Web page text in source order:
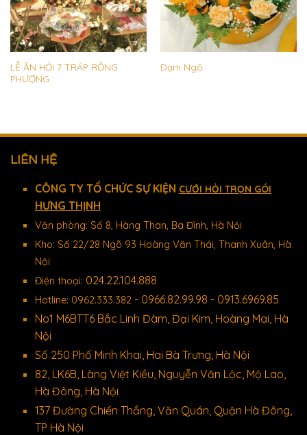
LỄ ĂN HỎI 7 TRÁP RỒNG
PHƯỢNG
Dạm Ngõ
LIÊN HỆ
CÔNG TY TỔ CHỨC SỰ KIỆN CƯỚI HỎI TRỌN GÓI
HƯNG THỊNH
Văn phòng: Số 8, Hàng Than, Ba Đình, Hà Nội
Kho: Số 22/28 Ngõ 93 Hoàng Văn Thái, Thanh Xuân, Hà
Nội
Điện thoại: 024.22.104.888
Hotline: 0962.333.382 - 0966.82.99.98 - 0913.6969.85
No1 M6BTT6 Bắc Linh Đàm, Đại Kim, Hoàng Mai, Hà
Nội
Số 250 Phố Minh Khai, Hai Bà Trưng, Hà Nội
82, LK6B, Làng Việt Kiều, Nguyễn Văn Lộc, Mộ Lao,
Hà Đông, Hà Nội
137 Đường Chiến Thắng, Văn Quán, Quận Hà Đông,
TP Hà Nội